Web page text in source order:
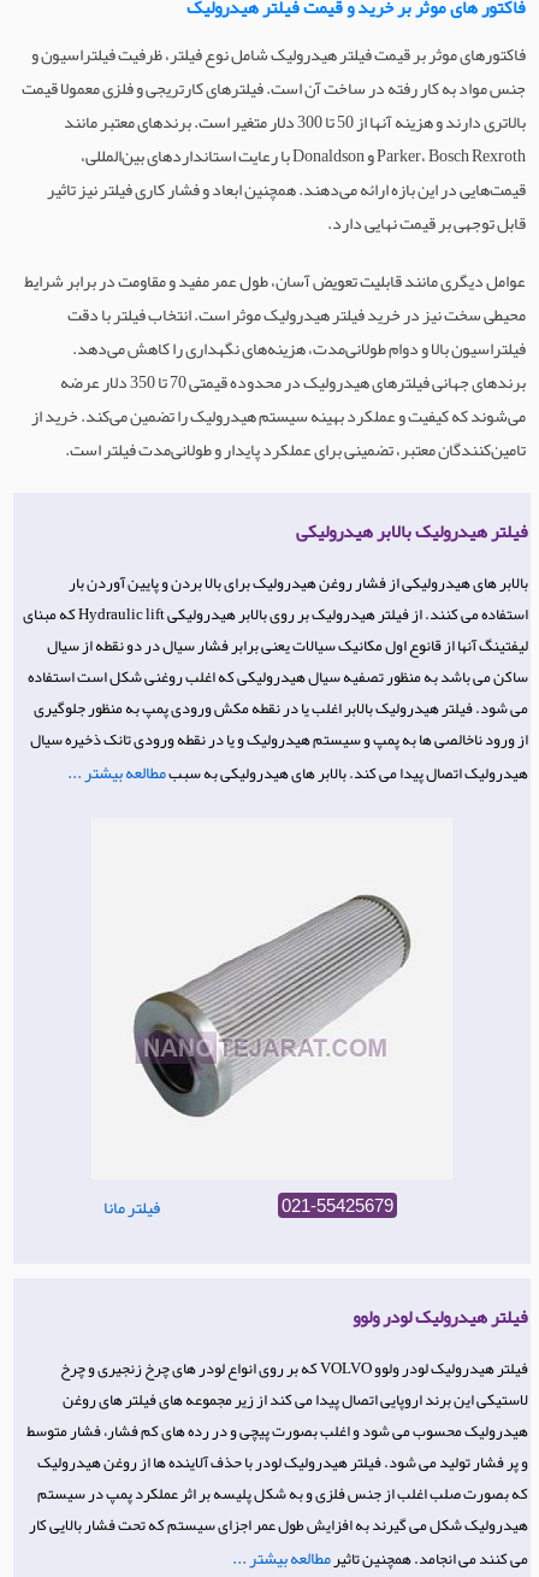
فاکتور های موثر بر خرید و قیمت فیلتر هیدرولیک
فاکتورهای موثر بر قیمت فیلتر هیدرولیک شامل نوع فیلتر، ظرفیت فیلتراسیون و
جنس مواد به کار رفته در ساخت آن است. فیلترهای کارتریجی و فلزی معمولا قیمت
بالاتری دارند و هزینه آنها از 50 تا 300 دلار متغیر است. برندهای معتبر مانند
Parker، Bosch Rexroth و Donaldson با رعایت استانداردهای بین‌المللی،
قیمت‌هایی در این بازه ارائه می‌دهند. همچنین ابعاد و فشار کاری فیلتر نیز تاثیر
قابل توجهی بر قیمت نهایی دارد.
عوامل دیگری مانند قابلیت تعویض آسان، طول عمر مفید و مقاومت در برابر شرایط
محیطی سخت نیز در خرید فیلتر هیدرولیک موثر است. انتخاب فیلتر با دقت
فیلتراسیون بالا و دوام طولانی‌مدت، هزینه‌های نگهداری را کاهش می‌دهد.
برندهای جهانی فیلترهای هیدرولیک در محدوده قیمتی 70 تا 350 دلار عرضه
می‌شوند که کیفیت و عملکرد بهینه سیستم هیدرولیک را تضمین می‌کند. خرید از
تامین‌کنندگان معتبر، تضمینی برای عملکرد پایدار و طولانی‌مدت فیلتر است.
فیلتر هیدرولیک بالابر هیدرولیکی
بالابر های هیدرولیکی از فشار روغن هیدرولیک برای بالا بردن و پایین آوردن بار
استفاده می کنند. از فیلتر هیدرولیک بر روی بالابر هیدرولیکی Hydraulic lift که مبنای
لیفتینگ آنها از قانوع اول مکانیک سیالات یعنی برابر فشار سیال در دو نقطه از سیال
ساکن می باشد به منظور تصفیه سیال هیدرولیکی که اغلب روغنی شکل است استفاده
می شود. فیلتر هیدرولیک بالابر اغلب یا در نقطه مکش ورودی پمپ به منظور جلوگیری
از ورود ناخالصی ها به پمپ و سیستم هیدرولیک و یا در نقطه ورودی تانک ذخیره سیال
هیدرولیک اتصال پیدا می کند. بالابر های هیدرولیکی به سببمطالعه بیشتر ...
فیلتر مانا 021-55425679
فیلتر هیدرولیک لودر ولوو
فیلتر هیدرولیک لودر ولوو VOLVO که بر روی انواع لودر های چرخ زنجیری و چرخ
لاستیکی این برند اروپایی اتصال پیدا می کند از زیر مجموعه های فیلتر های روغن
هیدرولیک محسوب می شود و اغلب بصورت پیچی و در رده های کم فشار، فشار متوسط
و پر فشار تولید می شود. فیلتر هیدرولیک لودر با حذف آلاینده ها از روغن هیدرولیک
که بصورت صلب اغلب از جنس فلزی و به شکل پلیسه بر اثر عملکرد پمپ در سیستم
هیدرولیک شکل می گیرند به افزایش طول عمر اجزای سیستم که تحت فشار بالایی کار
می کنند می انجامد. همچنین تاثیرمطالعه بیشتر ...